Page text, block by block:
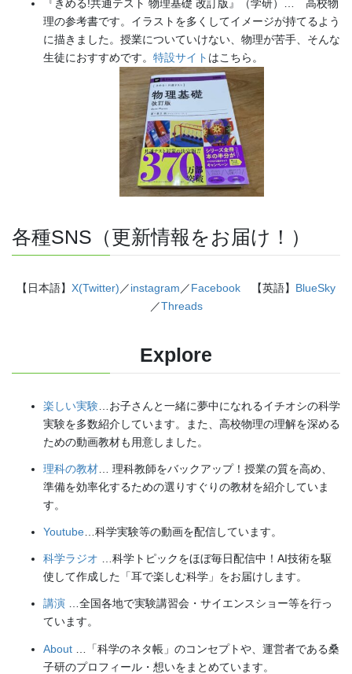
『きめる!共通テスト 物理基礎 改訂版』（学研）… 高校物
理の参考書です。イラストを多くしてイメージが持てるよう
に描きました。授業についていけない、物理が苦手、そんな
生徒におすすめです。 特設サイト はこちら。
各種SNS（更新情報をお届け！）
【日本語】 X(Twitter) ／instagram ／Facebook 【英語】 BlueSky
／Threads
Explore
楽しい実験 …お子さんと一緒に夢中になれるイチオシの科学
実験を多数紹介しています。また、高校物理の理解を深める
ための動画教材も用意しました。
理科の教材 … 理科教師をバックアップ！授業の質を高め、
準備を効率化するための選りすぐりの教材を紹介していま
す。
Youtube …科学実験等の動画を配信しています。
科学ラジオ …科学トピックをほぼ毎日配信中！AI技術を駆
使して作成した「耳で楽しむ科学」をお届けします。
講演 …全国各地で実験講習会・サイエンスショー等を行っ
ています。
About …「科学のネタ帳」のコンセプトや、運営者である桑
子研のプロフィール・想いをまとめています。